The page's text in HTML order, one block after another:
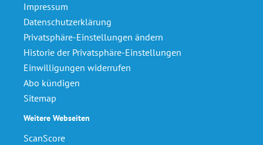
Impressum
Datenschutzerklärung
Privatsphäre-Einstellungen ändern
Historie der Privatsphäre-Einstellungen
Einwilligungen widerrufen
Abo kündigen
Sitemap
Weitere Webseiten
ScanScore